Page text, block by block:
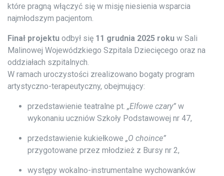
które pragną włączyć się w misję niesienia wsparcia
najmłodszym pacjentom.
Finał projektu odbył się 11 grudnia 2025 roku w Sali
Malinowej Wojewódzkiego Szpitala Dziecięcego oraz na
oddziałach szpitalnych.
W ramach uroczystości zrealizowano bogaty program
artystyczno-terapeutyczny, obejmujący:
przedstawienie teatralne pt. „Elfowe czary” w
wykonaniu uczniów Szkoły Podstawowej nr 47,
przedstawienie kukiełkowe „O choince”
przygotowane przez młodzież z Bursy nr 2,
występy wokalno-instrumentalne wychowanków